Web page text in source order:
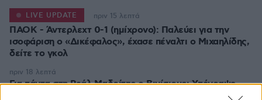
ΠΑΟΚ - Άντερλεχτ 0-1 (ημίχρονο): Παλεύει για την
ισοφάριση ο «Δικέφαλος», έχασε πέναλτι ο Μιχαηλίδης,
LIVE UPDATE πριν 15 λεπτά
Για πάντα στη Ρεάλ Μαδρίτης ο Βινίσιους: Yπέγραψε
πριν 18 λεπτά